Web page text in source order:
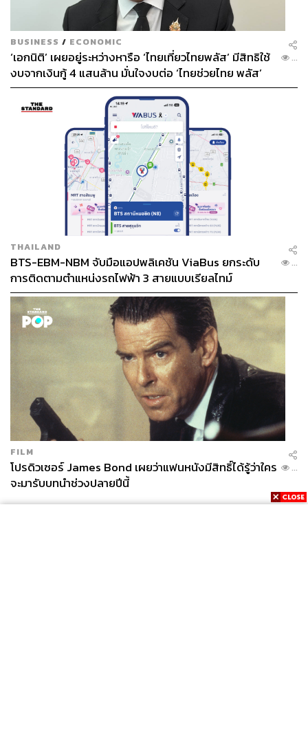
BUSINESS / ECONOMIC
‘เอกนิติ’ เผยอยู่ระหว่างหารือ ‘ไทยเที่ยวไทยพลัส’ มีสิทธิใช้
งบจากเงินกู้ 4 แสนล้าน มั่นใจงบต่อ ‘ไทยช่วยไทย พลัส’
เฟส 2 มีเพียงพอ
...
THAILAND
BTS-EBM-NBM จับมือแอปพลิเคชัน ViaBus ยกระดับ
การติดตามตำแหน่งรถไฟฟ้า 3 สายแบบเรียลไทม์
...
FILM
โปรดิวเซอร์ James Bond เผยว่าแฟนหนังมีสิทธิ์ได้รู้ว่าใคร
จะมารับบทนำช่วงปลายปีนี้
...